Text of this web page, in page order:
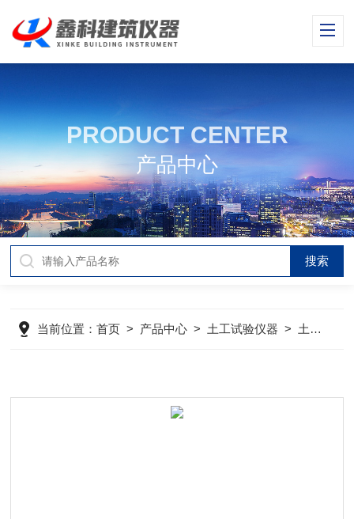
PRODUCT CENTER
产品中心
当前位置：首页 > 产品中心 > 土工试验仪器 > 土工试验仪器产品